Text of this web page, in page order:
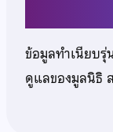
ข้อมูลทำเนียบรุ่
ดูแลของมูลนิธิ